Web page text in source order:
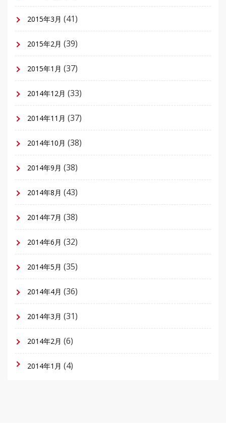
2015年3月 (41)
2015年2月 (39)
2015年1月 (37)
2014年12月 (33)
2014年11月 (37)
2014年10月 (38)
2014年9月 (38)
2014年8月 (43)
2014年7月 (38)
2014年6月 (32)
2014年5月 (35)
2014年4月 (36)
2014年3月 (31)
2014年2月 (6)
2014年1月 (4)